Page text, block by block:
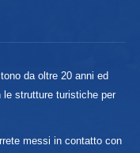
da oltre 20 anni ed
strutture turistiche per
messi in contatto con